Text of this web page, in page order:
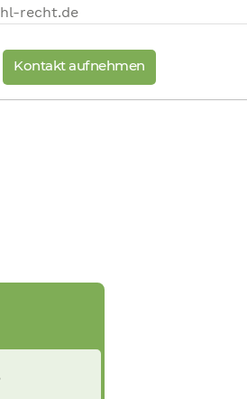
recht.de
Kontakt aufnehmen